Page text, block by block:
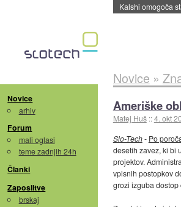
Sandisk že
Novice
arhiv
Forum
mali oglasi
teme zadnjih 24h
Članki
Zaposlitve
brskaj
Novice »
Ameriške
Matej Huš ::4. okt
Slo-Tech- Po
desetih zavez, ki bi
projektov.
vpisnih postopkov
grozi izguba dostop